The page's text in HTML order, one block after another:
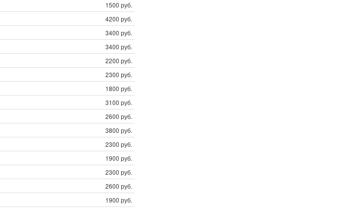
1500 руб.
4200 руб.
3400 руб.
3400 руб.
2200 руб.
2300 руб.
1800 руб.
3100 руб.
2600 руб.
3800 руб.
2300 руб.
1900 руб.
2300 руб.
2600 руб.
1900 руб.